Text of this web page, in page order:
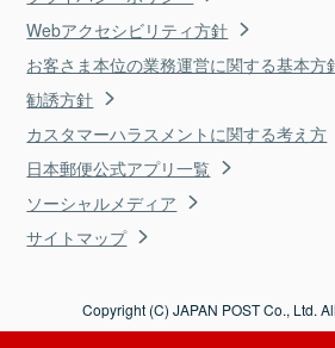
Webアクセシビリティ方針
お客さま本位の業務運営に関する基本方
勧誘方針
カスタマーハラスメントに関する考え方
日本郵便公式アプリ一覧
ソーシャルメディア
サイトマップ
Copyright (C) JAPAN POST Co., Ltd.